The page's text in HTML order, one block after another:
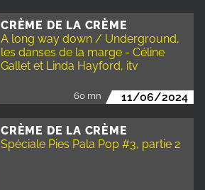
CRÈME DE LA CRÈME
A long way down / Underground,
les danses de la marge - Céline
Gallet et Linda Hayford, itv
60 mn 11/06/2024
CRÈME DE LA CRÈME
Spéciale Pies Pala Pop #3, partie 2